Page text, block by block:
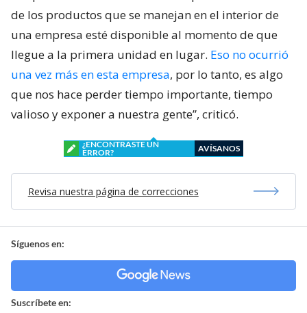
de los productos que se manejan en el interior de
una empresa esté disponible al momento de que
llegue a la primera unidad en lugar. Eso no ocurrió
una vez más en esta empresa, por lo tanto, es algo
que nos hace perder tiempo importante, tiempo
valioso y exponer a nuestra gente”, criticó.
¿ENCONTRASTE UN
ERROR?
AVÍSANOS
Revisa nuestra página de correcciones
Síguenos en:
Suscríbete en: